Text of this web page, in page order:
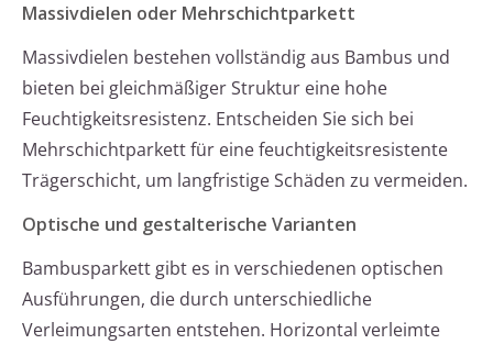
Massivdielen oder Mehrschichtparkett
Massivdielen bestehen vollständig aus Bambus und
bieten bei gleichmäßiger Struktur eine hohe
Feuchtigkeitsresistenz. Entscheiden Sie sich bei
Mehrschichtparkett für eine feuchtigkeitsresistente
Trägerschicht, um langfristige Schäden zu vermeiden.
Optische und gestalterische Varianten
Bambusparkett gibt es in verschiedenen optischen
Ausführungen, die durch unterschiedliche
Verleimungsarten entstehen. Horizontal verleimte